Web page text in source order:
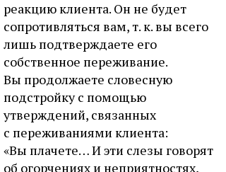
реакцию клиента. Он не будет
сопротивляться вам, т. к. вы всего
лишь подтверждаете его
собственное переживание.
Вы продолжаете словесную
подстройку с помощью
утверждений, связанных
с переживаниями клиента:
«Вы плачете… И эти слезы говорят
об огорчениях и неприятностях,